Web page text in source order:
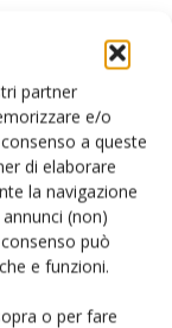
partner
e/o
a queste
di elaborare
la navigazione
(non)
può
e funzioni.
o per fare